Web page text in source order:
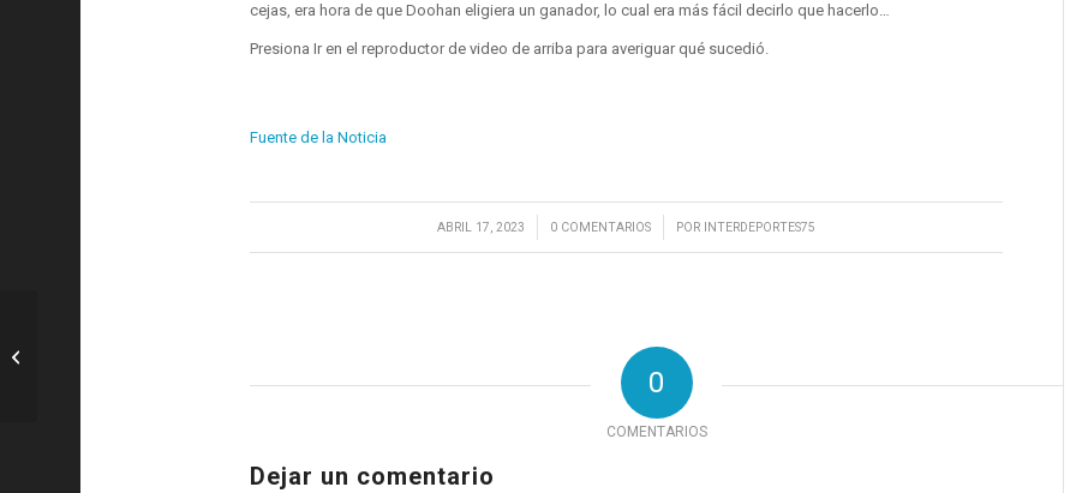
cejas, era hora de que Doohan eligiera un ganador, lo cual era más fácil decirlo que hacerlo…
Presiona Ir en el reproductor de video de arriba para averiguar qué sucedió.
Fuente de la Noticia
ABRIL 17, 2023
/ 0 COMENTARIOS
/ POR INTERDEPORTES75
0
COMENTARIOS
Dejar un comentario